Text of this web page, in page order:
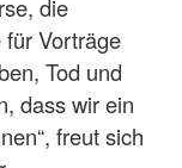
die
Vorträge
Tod und
dass wir ein
freut sich